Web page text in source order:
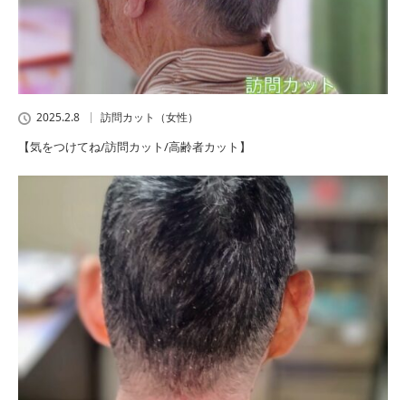
2025.2.8 訪問カット（女性）
【気をつけてね/訪問カット/高齢者カット】